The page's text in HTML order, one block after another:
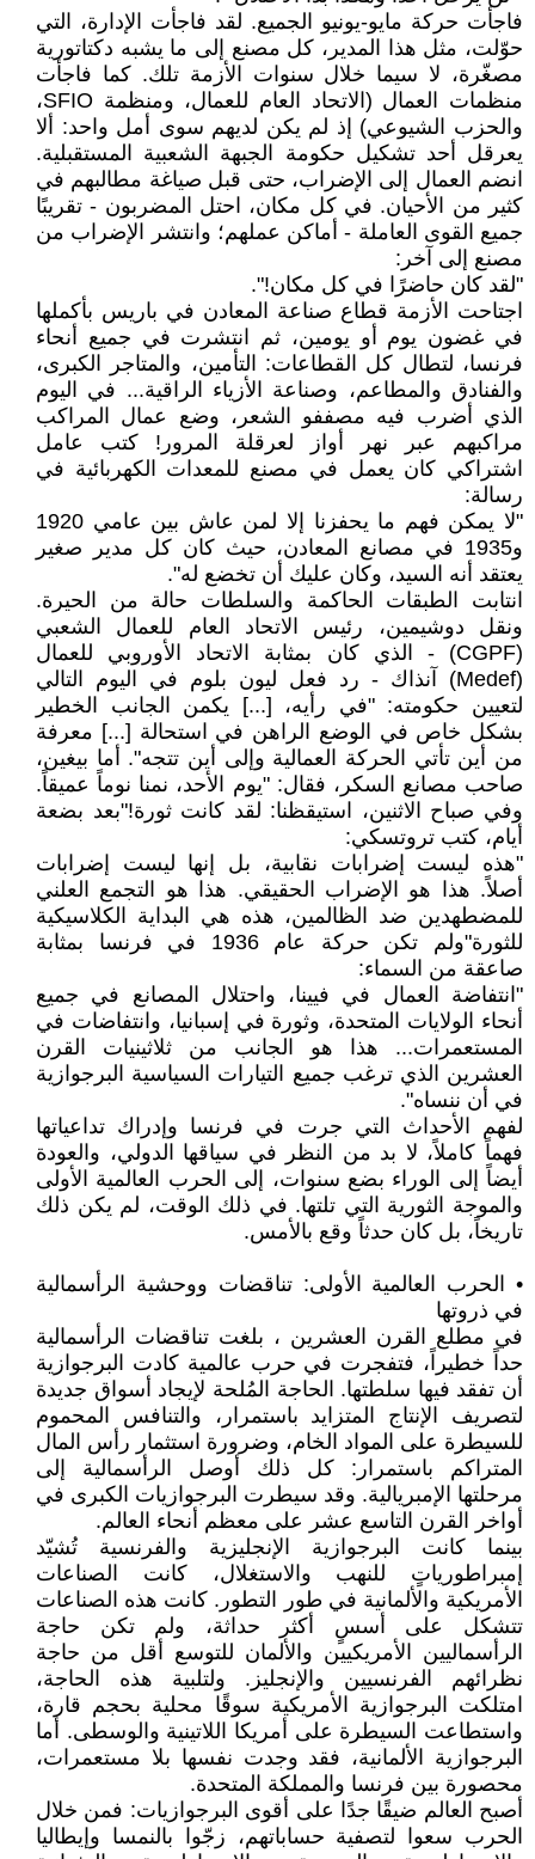
فاجأت حركة مايو-يونيو الجميع. لقد فاجأت الإدارة، التي
حوّلت، مثل هذا المدير، كل مصنع إلى ما يشبه دكتاتورية
مصغّرة، لا سيما خلال سنوات الأزمة تلك. كما فاجأت
منظمات العمال (الاتحاد العام للعمال، ومنظمة SFIO،
والحزب الشيوعي) إذ لم يكن لديهم سوى أمل واحد: ألا
يعرقل أحد تشكيل حكومة الجبهة الشعبية المستقبلية.
انضم العمال إلى الإضراب، حتى قبل صياغة مطالبهم في
كثير من الأحيان. في كل مكان، احتل المضربون - تقريبًا
جميع القوى العاملة - أماكن عملهم؛ وانتشر الإضراب من
مصنع إلى آخر:
"لقد كان حاضرًا في كل مكان!".
اجتاحت الأزمة قطاع صناعة المعادن في باريس بأكملها
في غضون يوم أو يومين، ثم انتشرت في جميع أنحاء
فرنسا، لتطال كل القطاعات: التأمين، والمتاجر الكبرى،
والفنادق والمطاعم، وصناعة الأزياء الراقية... في اليوم
الذي أضرب فيه مصففو الشعر، وضع عمال المراكب
مراكبهم عبر نهر أواز لعرقلة المرور! كتب عامل
اشتراكي كان يعمل في مصنع للمعدات الكهربائية في
رسالة:
"لا يمكن فهم ما يحفزنا إلا لمن عاش بين عامي 1920
و1935 في مصانع المعادن، حيث كان كل مدير صغير
يعتقد أنه السيد، وكان عليك أن تخضع له".
انتابت الطبقات الحاكمة والسلطات حالة من الحيرة.
ونقل دوشيمين، رئيس الاتحاد العام للعمال الشعبي
(CGPF) - الذي كان بمثابة الاتحاد الأوروبي للعمال
(Medef) آنذاك - رد فعل ليون بلوم في اليوم التالي
لتعيين حكومته: "في رأيه، [...] يكمن الجانب الخطير
بشكل خاص في الوضع الراهن في استحالة [...] معرفة
من أين تأتي الحركة العمالية وإلى أين تتجه". أما بيغين،
صاحب مصانع السكر، فقال: "يوم الأحد، نمنا نوماً عميقاً.
وفي صباح الاثنين، استيقظنا: لقد كانت ثورة!"بعد بضعة
أيام، كتب تروتسكي:
"هذه ليست إضرابات نقابية، بل إنها ليست إضرابات
أصلاً. هذا هو الإضراب الحقيقي. هذا هو التجمع العلني
للمضطهدين ضد الظالمين، هذه هي البداية الكلاسيكية
للثورة"ولم تكن حركة عام 1936 في فرنسا بمثابة
صاعقة من السماء:
"انتفاضة العمال في فيينا، واحتلال المصانع في جميع
أنحاء الولايات المتحدة، وثورة في إسبانيا، وانتفاضات في
المستعمرات... هذا هو الجانب من ثلاثينيات القرن
العشرين الذي ترغب جميع التيارات السياسية البرجوازية
في أن ننساه".
لفهم الأحداث التي جرت في فرنسا وإدراك تداعياتها
فهماً كاملاً، لا بد من النظر في سياقها الدولي، والعودة
أيضاً إلى الوراء بضع سنوات، إلى الحرب العالمية الأولى
والموجة الثورية التي تلتها. في ذلك الوقت، لم يكن ذلك
تاريخاً، بل كان حدثاً وقع بالأمس.
• الحرب العالمية الأولى: تناقضات ووحشية الرأسمالية
في ذروتها
في مطلع القرن العشرين ، بلغت تناقضات الرأسمالية
حداً خطيراً، فتفجرت في حرب عالمية كادت البرجوازية
أن تفقد فيها سلطتها. الحاجة المُلحة لإيجاد أسواق جديدة
لتصريف الإنتاج المتزايد باستمرار، والتنافس المحموم
للسيطرة على المواد الخام، وضرورة استثمار رأس المال
المتراكم باستمرار: كل ذلك أوصل الرأسمالية إلى
مرحلتها الإمبريالية. وقد سيطرت البرجوازيات الكبرى في
أواخر القرن التاسع عشر على معظم أنحاء العالم.
بينما كانت البرجوازية الإنجليزية والفرنسية تُشيّد
إمبراطورياتٍ للنهب والاستغلال، كانت الصناعات
الأمريكية والألمانية في طور التطور. كانت هذه الصناعات
تتشكل على أسسٍ أكثر حداثة، ولم تكن حاجة
الرأسماليين الأمريكيين والألمان للتوسع أقل من حاجة
نظرائهم الفرنسيين والإنجليز. ولتلبية هذه الحاجة،
امتلكت البرجوازية الأمريكية سوقًا محلية بحجم قارة،
واستطاعت السيطرة على أمريكا اللاتينية والوسطى. أما
البرجوازية الألمانية، فقد وجدت نفسها بلا مستعمرات،
محصورة بين فرنسا والمملكة المتحدة.
أصبح العالم ضيقًا جدًا على أقوى البرجوازيات: فمن خلال
الحرب سعوا لتصفية حساباتهم، زجّوا بالنمسا وإيطاليا